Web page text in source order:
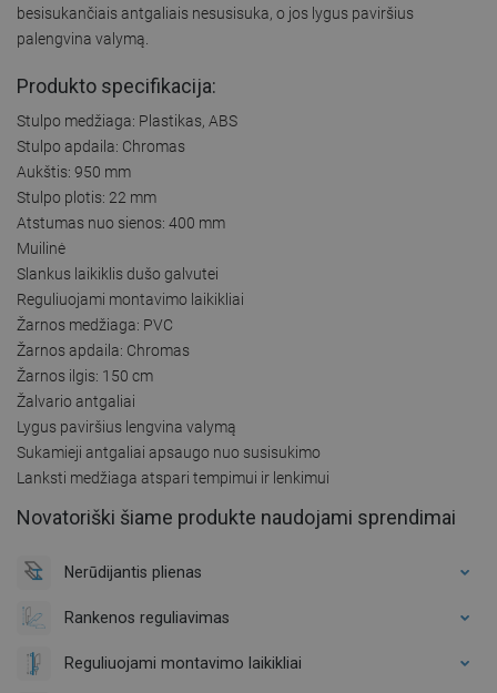
besisukančiais antgaliais nesusisuka, o jos lygus paviršius
palengvina valymą.
Produkto specifikacija:
Stulpo medžiaga: Plastikas, ABS
Stulpo apdaila: Chromas
Aukštis: 950 mm
Stulpo plotis: 22 mm
Atstumas nuo sienos: 400 mm
Muilinė
Slankus laikiklis dušo galvutei
Reguliuojami montavimo laikikliai
Žarnos medžiaga: PVC
Žarnos apdaila: Chromas
Žarnos ilgis: 150 cm
Žalvario antgaliai
Lygus paviršius lengvina valymą
Sukamieji antgaliai apsaugo nuo susisukimo
Lanksti medžiaga atspari tempimui ir lenkimui
Novatoriški šiame produkte naudojami sprendimai
Nerūdijantis plienas
Rankenos reguliavimas
Reguliuojami montavimo laikikliai